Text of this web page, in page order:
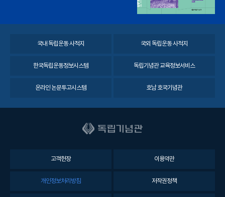
국내 독립운동 사적지 국외 독립운동 사적지
한국독립운동정보시스템 독립기념관 교육정보서비스
온라인 논문투고시스템 호남 호국기념관
고객헌장 이용약관
개인정보처리방침 저작권정책